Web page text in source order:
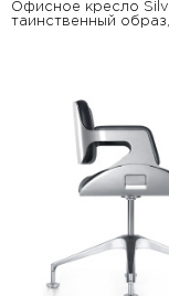
Офисное кресло
таинственный